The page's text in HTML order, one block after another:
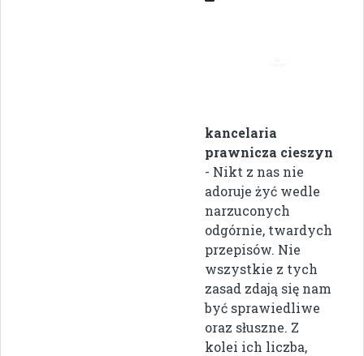
kancelaria
prawnicza cieszyn
- Nikt z nas nie
adoruje żyć wedle
narzuconych
odgórnie, twardych
przepisów. Nie
wszystkie z tych
zasad zdają się nam
być sprawiedliwe
oraz słuszne. Z
kolei ich liczba,